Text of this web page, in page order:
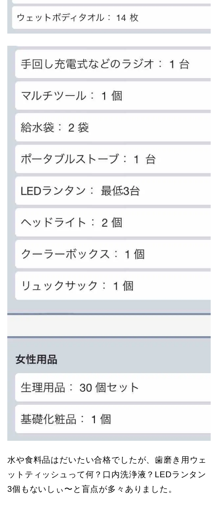
水や食料品はだいたい合格でしたが、歯磨き用ウェ
ットティッシュって何？口内洗浄液？LEDランタン
3個もないしぃ〜と盲点が多々ありました。